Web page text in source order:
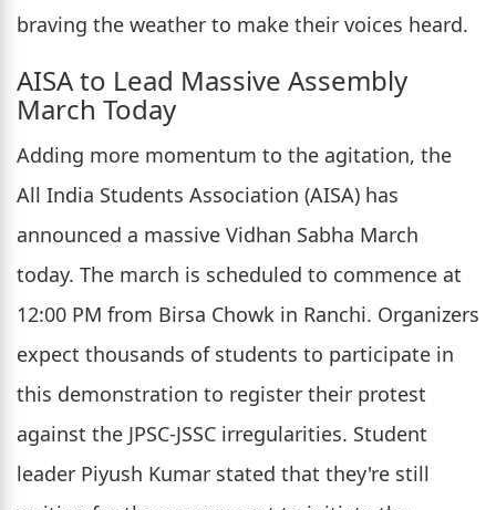
braving the weather to make their voices heard.
AISA to Lead Massive Assembly
March Today
Adding more momentum to the agitation, the
All India Students Association (AISA) has
announced a massive Vidhan Sabha March
today. The march is scheduled to commence at
12:00 PM from Birsa Chowk in Ranchi. Organizers
expect thousands of students to participate in
this demonstration to register their protest
against the JPSC-JSSC irregularities. Student
leader Piyush Kumar stated that they're still